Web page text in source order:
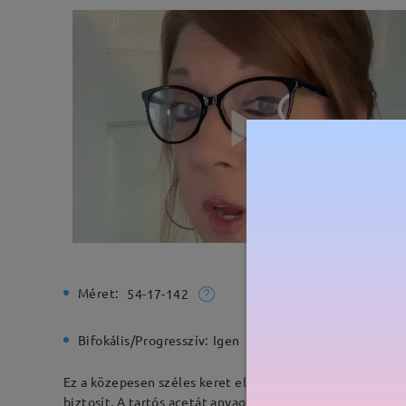
Méret: 54-17-142 Teljes
Bifokális/Progresszív: Igen
Ez a közepesen széles keret elegáns teknősbékás
biztosít. A tartós acetát anyagok divatos és tartós